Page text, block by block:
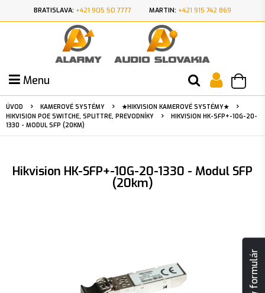
BRATISLAVA: +421 905 50 7777 MARTIN: +421 915 742 869
Menu
ÚVOD KAMEROVÉ SYSTÉMY
★HIKVISION KAMEROVÉ SYSTÉMY★
HIKVISION POE SWITCHE, SPLITTRE, PREVODNÍKY
HIKVISION HK-SFP+-10G-20-
1330 - MODUL SFP (20KM)
Hikvision HK-SFP+-10G-20-1330 - Modul SFP
(20km)